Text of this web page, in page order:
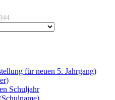
für neuen 5. Jahrgang)
Schuljahr